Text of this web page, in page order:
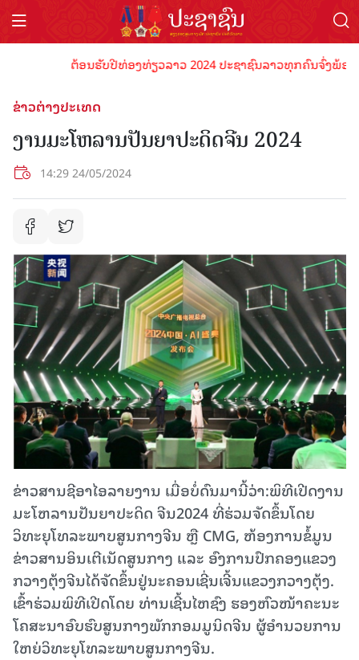
ຕ້ອນຮັບປີທ່ອງທ່ຽວລາວ 2024 ປະຊາຊົນລາວທຸກຄົນຈົ່ງພ້ອມ
ຂ່າວຕ່າງປະເທດ
ງານມະໂຫລານປັນຍາປະດິດຈີນ 2024
14:29 24/05/2024
ຂ່າວສານຊີອາໄອລາຍງານ ເມື່ອບໍ່ດົນມານີ້ວ່າ:ພິທີເປີດງານ
ມະໂຫລານປັນຍາປະດິດ ຈີນ2024 ທີ່ຮ່ວມຈັດຂຶ້ນໂດຍ
ວິທະຍຸໂທລະພາບສູນກາງຈີນ ຫຼື CMG, ຫ້ອງການຂໍ້ມູນ
ຂ່າວສານອິນເຕີເນັດສູນກາງ ແລະ ອົງການປົກຄອງແຂວງ
ກວາງຕຸ້ງຈີນໄດ້ຈັດຂຶ້ນຢູ່ນະຄອນເຊີ່ນເຈີ້ນແຂວງກວາງຕຸ້ງ.
ເຂົ້າຮ່ວມພິທີເປີດໂດຍ ທ່ານເຊີ້ນໄຫຊົງ ຮອງຫົວໜ້າຄະນະ
ໂຄສະນາອົບຮົບສູນກາງພັກກອມມູນິດຈີນ ຜູ້ອໍານວຍການ
ໃຫຍ່ວິທະຍຸໂທລະພາບສູນກາງຈີນ.